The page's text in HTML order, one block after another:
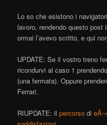
Lo so che esistono i
lavoro, rendendo questo post
ormai l’avevo scritto, e qui
UPDATE: Se il vostro treno
ricondurvi al caso 1
(una fermata). Oppure
Ferrari.
RIUPDATE: ilpercorso di